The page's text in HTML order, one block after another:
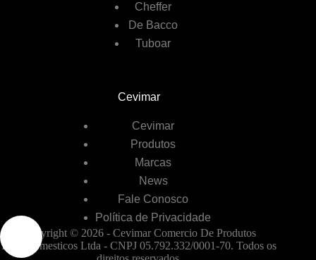
Cheffer
De Bacco
Tuboar
Cevimar
Cevimar
Produtos
Marcas
News
Fale Conosco
Política de Privacidade
Copyright © 2026 - Cevimar Comercio De Produtos
Eletrodomesticos Ltda - CNPJ 05.792.332/0001-70. Todos os